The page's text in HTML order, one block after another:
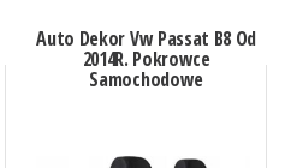
Auto Dekor Vw Passat B8 Od
2014R. Pokrowce
Samochodowe